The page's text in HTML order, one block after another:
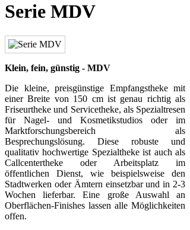
Serie MDV
Klein, fein, günstig - MDV
Die kleine, preisgünstige Empfangstheke mit
einer Breite von 150 cm ist genau richtig als
Friseurtheke und Servicetheke, als Spezialtresen
für Nagel- und Kosmetikstudios oder im
Marktforschungsbereich als
Besprechungslösung. Diese robuste und
qualitativ hochwertige Spezialtheke ist auch als
Callcentertheke oder Arbeitsplatz im
öffentlichen Dienst, wie beispielsweise den
Stadtwerken oder Ämtern einsetzbar und in 2-3
Wochen lieferbar. Eine große Auswahl an
Oberflächen-Finishes lassen alle Möglichkeiten
offen.